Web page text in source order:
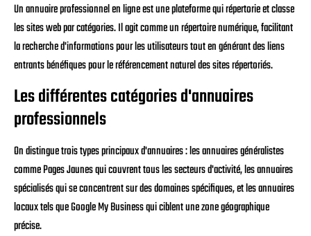
Un annuaire professionnel en ligne est une plateforme qui répertorie et classe
les sites web par catégories. Il agit comme un répertoire numérique, facilitant
la recherche d'informations pour les utilisateurs tout en générant des liens
entrants bénéfiques pour le référencement naturel des sites répertoriés.
Les différentes catégories d'annuaires
professionnels
On distingue trois types principaux d'annuaires : les annuaires généralistes
comme Pages Jaunes qui couvrent tous les secteurs d'activité, les annuaires
spécialisés qui se concentrent sur des domaines spécifiques, et les annuaires
locaux tels que Google My Business qui ciblent une zone géographique
précise.